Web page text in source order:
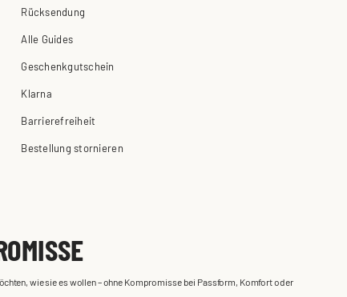
Rücksendung
Alle Guides
Geschenkgutschein
Klarna
Barrierefreiheit
Bestellung stornieren
wie sie es wollen – ohne Kompromisse bei Passform, Komfort oder